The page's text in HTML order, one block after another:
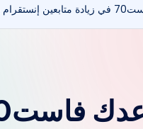
مستمر؟